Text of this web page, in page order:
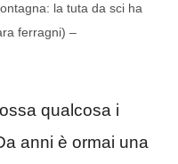
la tuta da sci ha
ferragni) –
qualcosa i
anni è ormai una